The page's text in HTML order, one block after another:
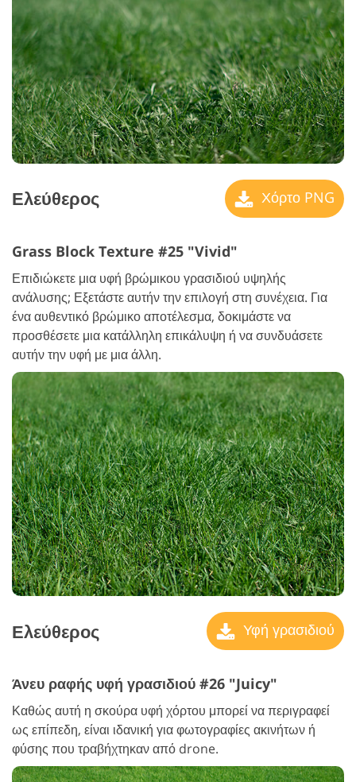
Ελεύθερος Χόρτο PNG
Grass Block Texture #25 "Vivid"
Επιδιώκετε μια υφή βρώμικου γρασιδιού υψηλής
ανάλυσης; Εξετάστε αυτήν την επιλογή στη συνέχεια. Για
ένα αυθεντικό βρώμικο αποτέλεσμα, δοκιμάστε να
προσθέσετε μια κατάλληλη επικάλυψη ή να συνδυάσετε
αυτήν την υφή με μια άλλη.
Ελεύθερος Υφή γρασιδιού
Άνευ ραφής υφή γρασιδιού #26 "Juicy"
Καθώς αυτή η σκούρα υφή χόρτου μπορεί να περιγραφεί
ως επίπεδη, είναι ιδανική για φωτογραφίες ακινήτων ή
φύσης που τραβήχτηκαν από drone.